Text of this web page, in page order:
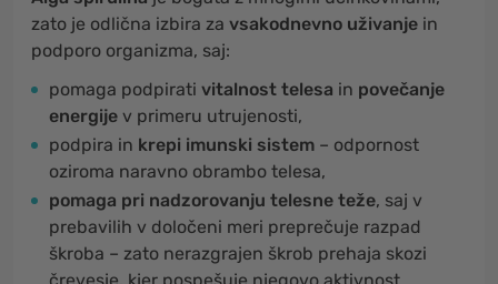
zato je odlična izbira za vsakodnevno uživanje in
podporo organizma, saj:
pomaga podpirati vitalnost telesa in povečanje
energije v primeru utrujenosti,
podpira in krepi imunski sistem – odpornost
oziroma naravno obrambo telesa,
pomaga pri nadzorovanju telesne teže, saj v
prebavilih v določeni meri preprečuje razpad
škroba – zato nerazgrajen škrob prehaja skozi